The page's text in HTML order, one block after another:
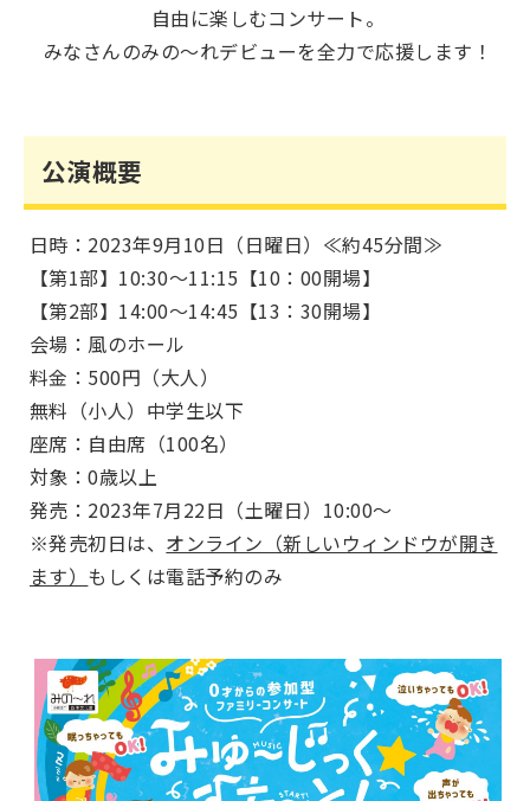
自由に楽しむコンサート。
みなさんのみの～れデビューを全力で応援します！
公演概要
日時：2023年9月10日（日曜日）≪約45分間≫
【第1部】10:30～11:15【10：00開場】
【第2部】14:00～14:45【13：30開場】
会場：風のホール
料金：500円（大人）
無料（小人）中学生以下
座席：自由席（100名）
対象：0歳以上
発売：2023年7月22日（土曜日）10:00～
※発売初日は、 オンライン（新しいウィンドウが開き
ます） もしくは電話予約のみ